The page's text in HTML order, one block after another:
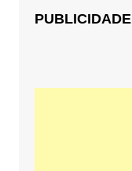
PUBLICIDADE